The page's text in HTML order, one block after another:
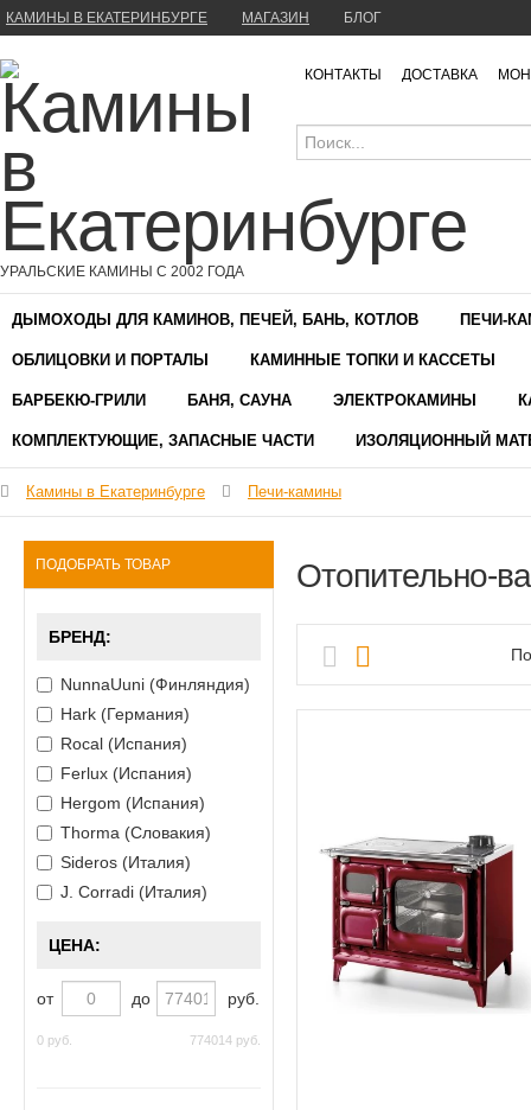
КАМИНЫ В ЕКАТЕРИНБУРГЕ МАГАЗИН БЛОГ
УРАЛЬСКИЕ КАМИНЫ С 2002 ГОДА
КОНТАКТЫ ДОСТАВКА
ДЫМОХОДЫ ДЛЯ КАМИНОВ, ПЕЧЕЙ, БАНЬ, КОТЛОВ ПЕЧИ-
ОБЛИЦОВКИ И ПОРТАЛЫ КАМИННЫЕ ТОПКИ И КАССЕТЫ
БАРБЕКЮ-ГРИЛИ БАНЯ, САУНА ЭЛЕКТРОКАМИНЫ
КОМПЛЕКТУЮЩИЕ, ЗАПАСНЫЕ ЧАСТИ ИЗОЛЯЦИОННЫЙ
Камины в Екатеринбурге Печи-камины
ПОДОБРАТЬ ТОВАР
БРЕНД:
NunnaUuni (Финляндия)
Hark (Германия)
Rocal (Испания)
Ferlux (Испания)
Hergom (Испания)
Thorma (Словакия)
Sideros (Италия)
J. Corradi (Италия)
ЦЕНА:
от до руб.
0 руб. 774014 руб.
Отопительно-